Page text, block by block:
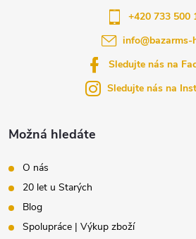
Možná hledáte
O nás
20 let u Starých
Blog
Spolupráce | Výkup zboží
info@bazarms-
+420 733 500
Sledujte nás na
Sledujte nás na